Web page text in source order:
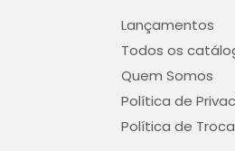
Lançamentos
Todos os
Quem Somos
Política de
Política de